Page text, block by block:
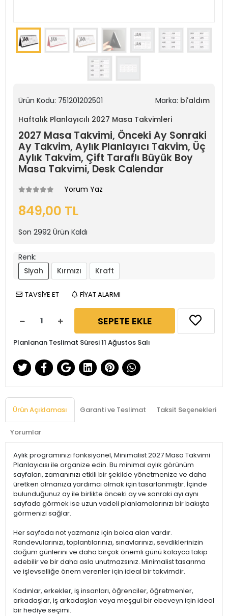
Ürün Kodu: 751201202501 Marka: bi'aldım
Haftalık Planlayıcılı 2027 Masa Takvimleri
2027 Masa Takvimi, Önceki Ay Sonraki
Ay Takvim, Aylık Planlayıcı Takvim, Üç
Aylık Takvim, Çift Taraflı Büyük Boy
Masa Takvimi, Desk Calendar
Yorum Yaz
849,00 TL
Son 2992 Ürün Kaldı
Renk:
Siyah
Kırmızı Kraft
TAVSİYE ET FİYAT ALARMI
SEPETE EKLE
Planlanan Teslimat Süresi 11 Ağustos Salı
Ürün Açıklaması Garanti ve Teslimat Taksit Seçenekleri
Yorumlar
Aylık programınızı fonksiyonel, Minimalist 2027 Masa Takvimi
Planlayıcısı ile organize edin. Bu minimal aylık görünüm
sayfaları, zamanınızı etkili bir şekilde yönetmenize ve daha
üretken olmanıza yardımcı olmak için tasarlanmıştır. İçinde
bulunduğunuz ay ile birlikte önceki ay ve sonraki ayı aynı
sayfada görmek ise uzun vadeli planlamalarınızı bir bakışta
görmenizi sağlar.
Her sayfada not yazmanız için bolca alan vardır.
Randevularınızı, toplantılarınızı, sınavlarınızı, sevdiklerinizin
doğum günlerini ve daha birçok önemli günü kolayca takip
edebilir ve bir daha asla unutmazsınız. Minimalist tasarıma
ve işlevselliğe önem verenler için ideal bir takvimdir.
Kadınlar, erkekler, iş insanları, öğrenciler, öğretmenler,
arkadaşlar, iş arkadaşları veya meşgul bir ebeveyn için ideal
bir hediye seçimi.